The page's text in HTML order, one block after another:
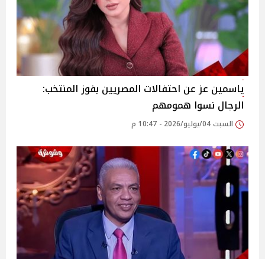
ياسمين عز عن احتفالات المصريين بفوز المنتخب:
الرجال نسوا همومهم
السبت 04/يوليو/2026 - 10:47 م